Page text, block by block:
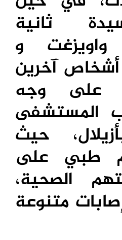
ثانية
و
أشخاص آخرين
على وجه
المستشفى
حيث
طبي على
الصحية،
متنوعة